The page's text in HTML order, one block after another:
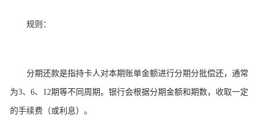
规则：
分期还款是指持卡人对本期账单金额进行分期分批偿还，通常
为3、6、12期等不同周期。银行会根据分期金额和期数，收取一定
的手续费（或利息）。